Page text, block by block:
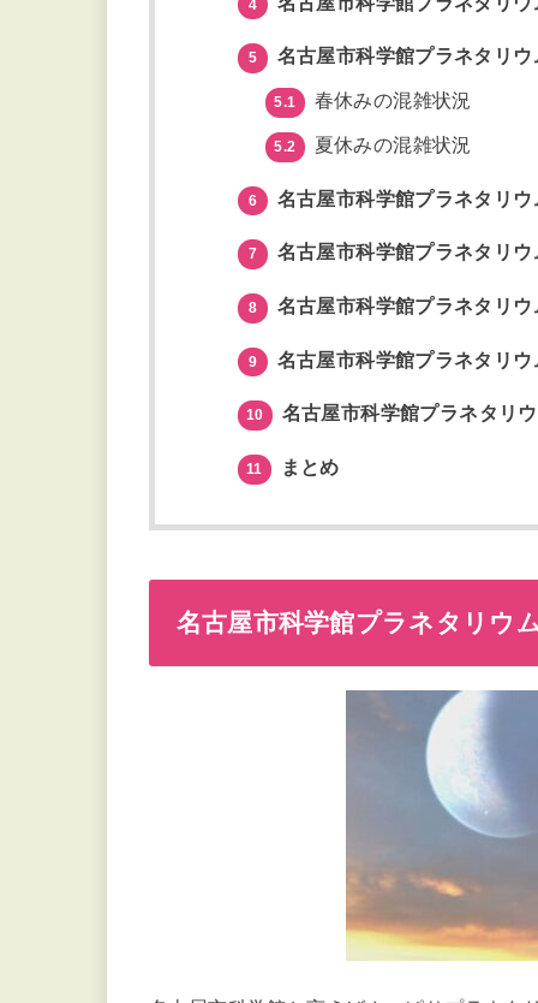
4
5 名古屋市科学館プラネタリ
5.1 春休みの混雑状況
5.2 夏休みの混雑状況
6 名古屋市科学館プラネタリ
7 名古屋市科学館プラネタリ
8 名古屋市科学館プラネタリ
9 名古屋市科学館プラネタリ
10 名古屋市科学館プラネタリ
11 まとめ
名古屋市科学館プラネタリウ